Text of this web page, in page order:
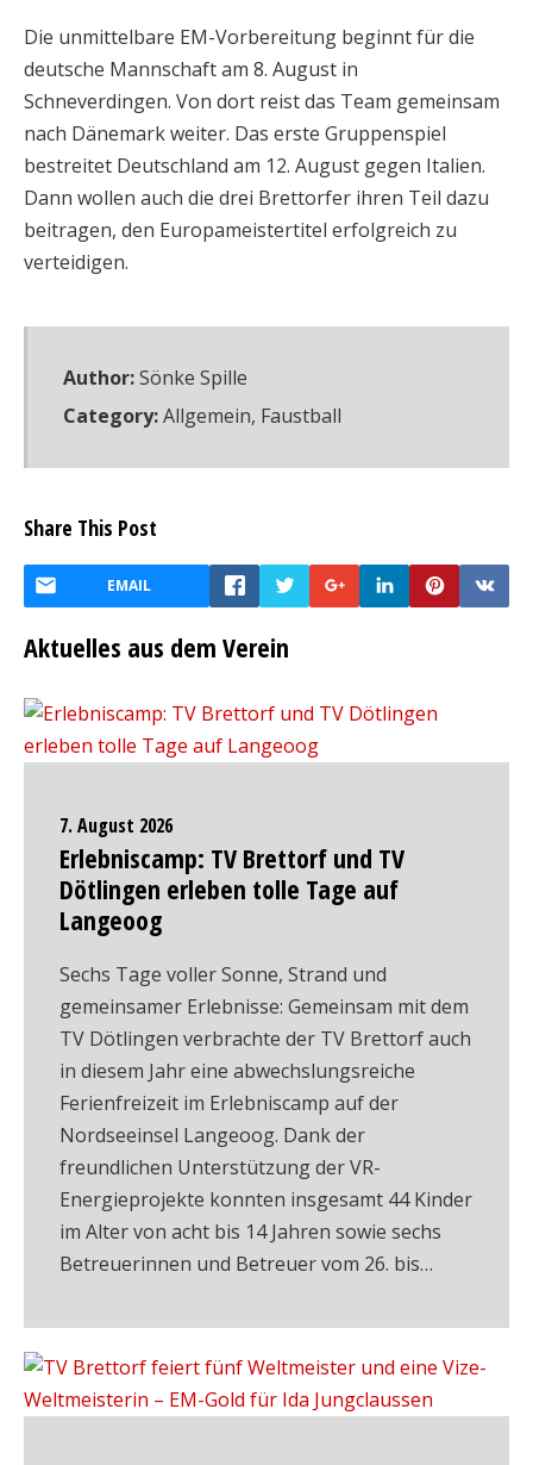
Die unmittelbare EM-Vorbereitung beginnt für die
deutsche Mannschaft am 8. August in
Schneverdingen. Von dort reist das Team gemeinsam
nach Dänemark weiter. Das erste Gruppenspiel
bestreitet Deutschland am 12. August gegen Italien.
Dann wollen auch die drei Brettorfer ihren Teil dazu
beitragen, den Europameistertitel erfolgreich zu
verteidigen.
Author:Sönke Spille
Category:Allgemein, Faustball
Share This Post
EMAIL
Aktuelles aus dem Verein
7. August 2026
Erlebniscamp: TV Brettorf und TV
Dötlingen erleben tolle Tage auf
Langeoog
Sechs Tage voller Sonne, Strand und
gemeinsamer Erlebnisse: Gemeinsam mit dem
TV Dötlingen verbrachte der TV Brettorf auch
in diesem Jahr eine abwechslungsreiche
Ferienfreizeit im Erlebniscamp auf der
Nordseeinsel Langeoog. Dank der
freundlichen Unterstützung der VR-
Energieprojekte konnten insgesamt 44 Kinder
im Alter von acht bis 14 Jahren sowie sechs
Betreuerinnen und Betreuer vom 26. bis…